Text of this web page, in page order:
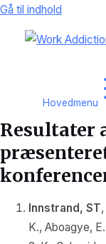
Gå til indhold
Hovedmenu
Resultater
Innstrand, ST
K., Aboagye,